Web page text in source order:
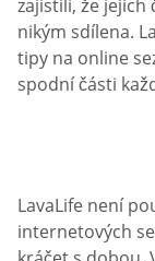
zajistili, že jejich
nikým sdílena.
tipy na online
spodní části
LavaLife není
internetových